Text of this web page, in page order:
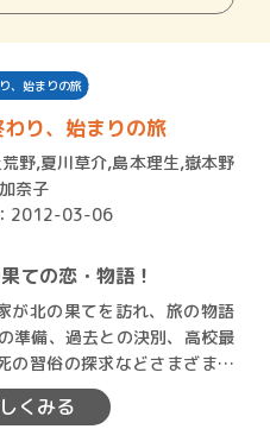
、始まりの旅
り、始まりの旅
野,夏川草介,島本理生,嶽本野
奈子
2012-03-06
ての恋・物語！
が北の果てを訪れ、旅の物語
の習俗の探求などさまざま。
くみる